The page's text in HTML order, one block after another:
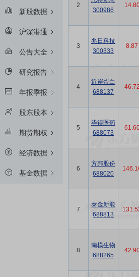
新股数据
沪深港通
公告大全
研究报告
年报季报
股东股本
期货期权
经济数据
基金数据
2
300986
3
兆日科技
300333
8.87
4
近岸蛋白
688137
46.72
5
毕得医药
688073
6
方邦股份
688020
7
泰金新能
688813
8
南模生物
688265
2
300986
3
兆日科技
300333
8.87
4
近岸蛋白
688137
46.72
5
毕得医药
688073
6
方邦股份
688020
7
泰金新能
688813
8
南模生物
688265